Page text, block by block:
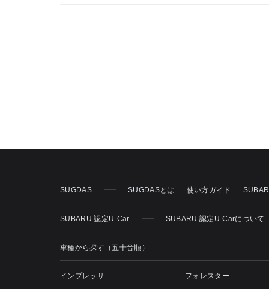
SUGDAS SUGDASとは 使い方ガイド
SUBARU 認定U-Car SUBARU 認定U-Carについて
車種から探す（五十音順）
インプレッサ フォレスター